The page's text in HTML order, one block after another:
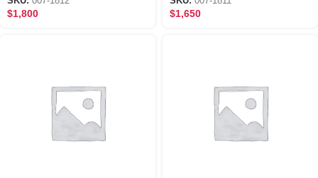
$1,800 $1,650